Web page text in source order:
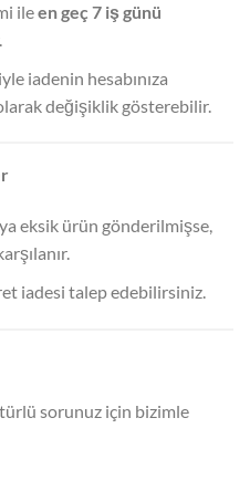
ileen geç 7 iş günü
iadenin hesabınıza
değişiklik gösterebilir.
eksik ürün gönderilmişse,
iadesi talep edebilirsiniz.
sorunuz için bizimle